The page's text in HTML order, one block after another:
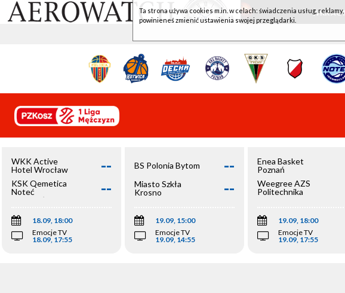
WKK
WKK Active
Hotel Wrocław
--
KSK Qemetica
Noteć
Inowrocław
--
18.09, 18:00
Emocje TV
18.09, 17:55
BS Polonia Bytom --
Miasto Szkła
Krosno
--
19.09, 15:00
Emocje TV
19.09, 14:55
Enea Basket
Poznań
Weegree AZS
Politechnika
19.09, 18:00
Emocje TV
19.09, 17:55
Ta strona używa cookies m.in. w celach: świadczenia usług,
powinieneś zmienić ustawienia swojej przeglądarki.